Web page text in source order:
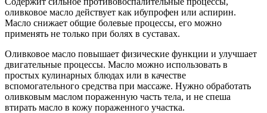
оливковое масло действует как ибупрофен или аспирин.
Масло снижает общие болевые процессы, его можно
применять не только при болях в суставах.
Оливковое масло повышает физические функции и улучшает
двигательные процессы. Масло можно использовать в
простых кулинарных блюдах или в качестве
вспомогательного средства при массаже. Нужно обработать
оливковым маслом пораженную часть тела, и не спеша
втирать масло в кожу пораженного участка.